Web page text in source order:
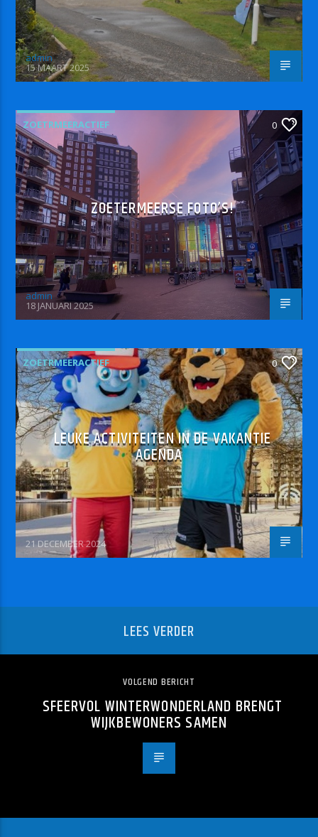
admin
15 MAART 2025
ZOETRMEERACTIEF 0
ZOETERMEERSE FOTO’S!
admin
18 JANUARI 2025
ZOETRMEERACTIEF 0
LEUKE ACTIVITEITEN IN DE VAKANTIE
AGENDA
21 DECEMBER 2024
LEES VERDER
VOLGEND BERICHT
SFEERVOL WINTERWONDERLAND BRENGT
WIJKBEWONERS SAMEN